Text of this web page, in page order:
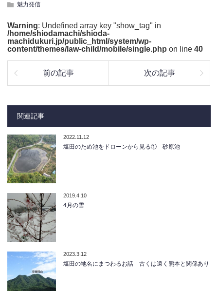
魅力発信
Warning: Undefined array key "show_tag" in
/home/shiodamachi/shioda-
machidukuri.jp/public_html/system/wp-
content/themes/law-child/mobile/single.php on line 40
前の記事 次の記事
関連記事
2022.11.12
塩田のため池をドローンから見る① 砂原池
2019.4.10
4月の雪
2023.3.12
塩田の地名にまつわるお話 古くは遠く熊本と関係あり